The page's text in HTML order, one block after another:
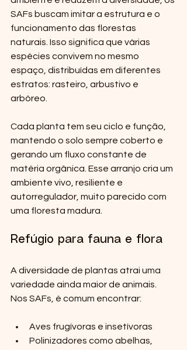
SAFs buscam imitar a estrutura e o
funcionamento das florestas
naturais. Isso significa que várias
espécies convivem no mesmo
espaço, distribuídas em diferentes
estratos: rasteiro, arbustivo e
arbóreo.
Cada planta tem seu ciclo e função,
mantendo o solo sempre coberto e
gerando um fluxo constante de
matéria orgânica. Esse arranjo cria um
ambiente vivo, resiliente e
autorregulador, muito parecido com
uma floresta madura.
Refúgio para fauna e flora
A diversidade de plantas atrai uma
variedade ainda maior de animais.
Nos SAFs, é comum encontrar:
Aves frugívoras e insetívoras
Polinizadores como abelhas,